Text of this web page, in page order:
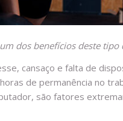
dos benefícios deste
cansaço e falta de
de permanência no
são fatores